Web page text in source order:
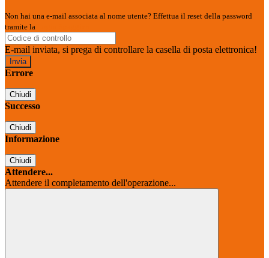
Non hai una e-mail associata al nome utente? Effettua il reset della password
tramite la
E-mail inviata, si prega di controllare la casella di posta elettronica!
Errore
Chiudi
Successo
Chiudi
Informazione
Chiudi
Attendere...
Attendere il completamento dell'operazione...